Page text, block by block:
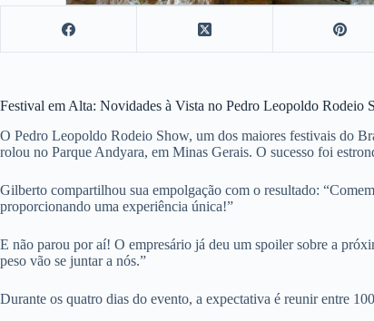
Festival em Alta: Novidades à Vista no Pedro Leopoldo Rodeio
O Pedro Leopoldo Rodeio Show, um dos maiores festivais do
rolou no Parque Andyara, em Minas Gerais. O sucesso foi
Gilberto compartilhou sua empolgação com o resultado:
proporcionando uma experiência única!”
E não parou por aí! O empresário já deu um spoiler sobre a
peso vão se juntar a nós.”
Durante os quatro dias do evento, a expectativa é reunir entre